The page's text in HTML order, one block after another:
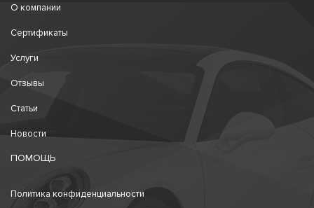
О компании
Сертификаты
Услуги
Отзывы
Статьи
Новости
ПОМОЩЬ
Политика конфиденциальности